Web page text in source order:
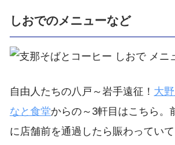
しおでのメニューなど
自由人たちの八戸～岩手遠征！ 大
なと食堂からの～3軒目はこちら。
に店舗前を通過したら賑わってい